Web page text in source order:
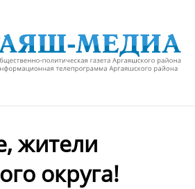
жители
округа!